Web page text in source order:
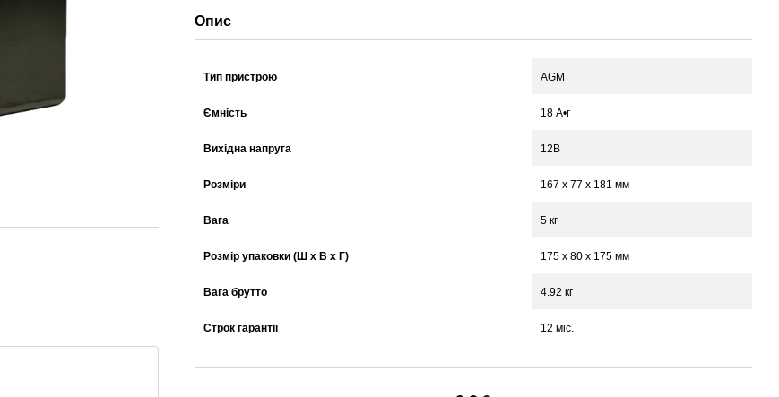
Опис
Тип пристрою AGM
Ємність 18 А•г
Вихідна напруга 12В
Розміри 167 х 77 х 181 мм
Вага 5 кг
Розмір упаковки (Ш х В х Г) 175 x 80 x 175 мм
Вага брутто 4.92 кг
Строк гарантії 12 міс.